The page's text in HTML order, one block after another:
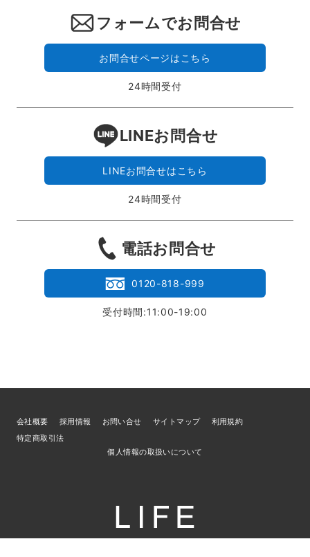
フォームでお問合せ
お問合せページはこちら
24時間受付
LINEお問合せ
LINEお問合せはこちら
24時間受付
電話お問合せ
0120-818-999
受付時間:11:00-19:00
会社概要 採用情報 お問い合せ サイトマップ
利用規約
特定商取引法
個人情報の取扱いについて